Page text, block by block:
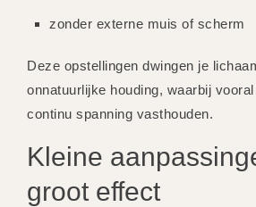
zonder externe muis of scherm
Deze opstellingen dwingen je
onnatuurlijke houding, waarbij
continu spanning vasthouden.
Kleine
groot effect